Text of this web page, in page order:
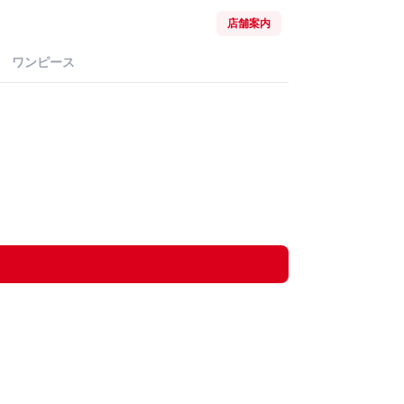
店舗案内
ワンピース